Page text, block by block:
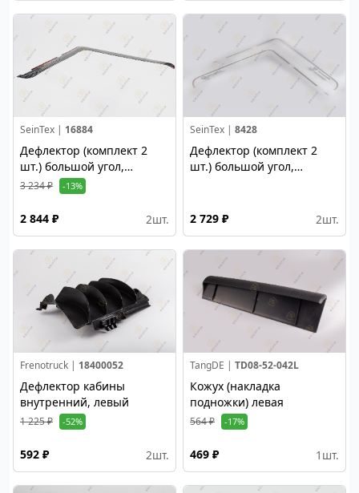
SeinTex | 16884
Дефлектор (комплект 2
шт.) большой угол,
шелкография
3 234 ₽ -13%
2 844 ₽ 2шт.
SeinTex | 8428
Дефлектор (комплект 2
шт.) большой угол,
2 729 ₽ 2шт.
Frenotruck | 18400052
Дефлектор кабины
внутренний, левый
1 225 ₽ -52%
592 ₽ 2шт.
TangDE | TD08-52-042L
Кожух (накладка
подножки) левая
564 ₽ -17%
469 ₽ 1 шт.